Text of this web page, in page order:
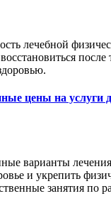
лечебной
цены на услуги
варианты
и укрепить
занятия по